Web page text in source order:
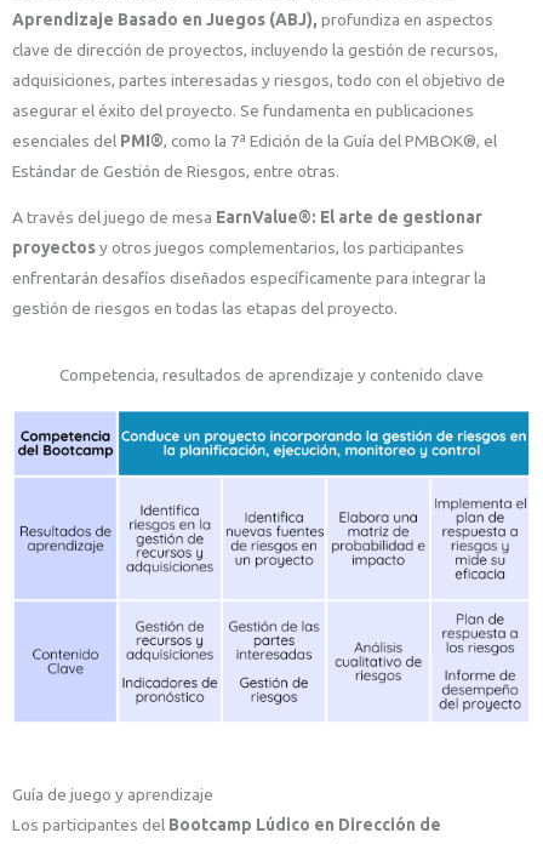
Aprendizaje Basado en Juegos (ABJ), profundiza en aspectos
clave de dirección de proyectos, incluyendo la gestión de recursos,
adquisiciones, partes interesadas y riesgos, todo con el objetivo de
asegurar el éxito del proyecto. Se fundamenta en publicaciones
esenciales del PMI®, como la 7ª Edición de la Guía del PMBOK®, el
Estándar de Gestión de Riesgos, entre otras.
A través del juego de mesa EarnValue®: El arte de gestionar
proyectosy otros juegos complementarios, los participantes
enfrentarán desafíos diseñados específicamente para integrar la
gestión de riesgos en todas las etapas del proyecto.
Competencia, resultados de aprendizaje y contenido clave
Guía de juego y aprendizaje
Los participantes del Bootcamp Lúdico en Dirección de